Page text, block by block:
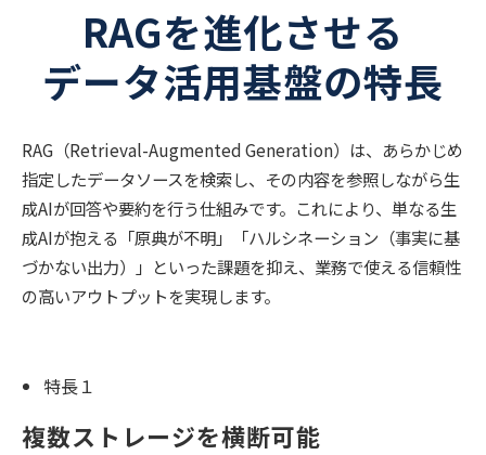
RAGを進化させる
データ活用基盤の特長
RAG（Retrieval-Augmented Generation）は、あらかじめ
指定したデータソースを検索し、その内容を参照しながら生
成AIが回答や要約を行う仕組みです。これにより、単なる生
成AIが抱える「原典が不明」「ハルシネーション（事実に基
づかない出力）」といった課題を抑え、業務で使える信頼性
の高いアウトプットを実現します。
特長１
複数ストレージを横断可能